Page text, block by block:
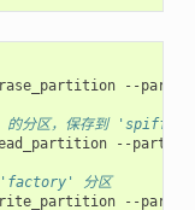
--
分区，保存到
--
'factory' 分区
--